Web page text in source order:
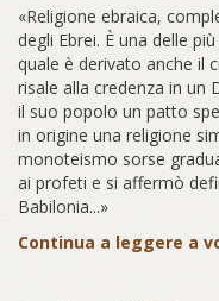
«Religione ebraica,
degli Ebrei. È una delle
quale è derivato anche il
risale alla credenza in un
il suo popolo un patto
in origine una religione
monoteismo sorse
ai profeti e si affermò
Babilonia...»
Continua a leggere a